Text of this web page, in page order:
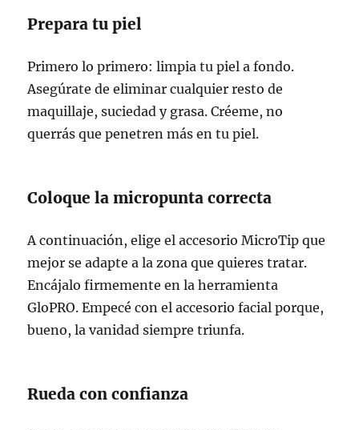
Prepara tu piel
Primero lo primero: limpia tu piel a fondo.
Asegúrate de eliminar cualquier resto de
maquillaje, suciedad y grasa. Créeme, no
querrás que penetren más en tu piel.
Coloque la micropunta correcta
A continuación, elige el accesorio MicroTip que
mejor se adapte a la zona que quieres tratar.
Encájalo firmemente en la herramienta
GloPRO. Empecé con el accesorio facial porque,
bueno, la vanidad siempre triunfa.
Rueda con confianza